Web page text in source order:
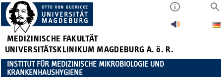
MEDIZINISCHE FAKULTÄT
UNIVERSITÄTSKLINIKUM MAGDEBURG A. ö. R.
INSTITUT FÜR MEDIZINISCHE MIKROBIOLOGIE UND
KRANKENHAUSHYGIENE